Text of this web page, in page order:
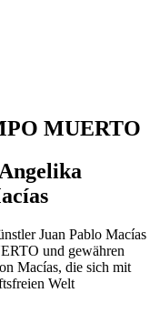
MUERTO
Juan Pablo Macías
und gewähren
Macías, die sich mit
Welt